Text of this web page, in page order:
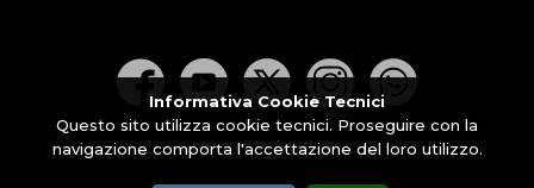
powered by Artisticom
Informativa Cookie Tecnici
Questo sito utilizza cookie tecnici. Proseguire con la
navigazione comporta l'accettazione del loro utilizzo.